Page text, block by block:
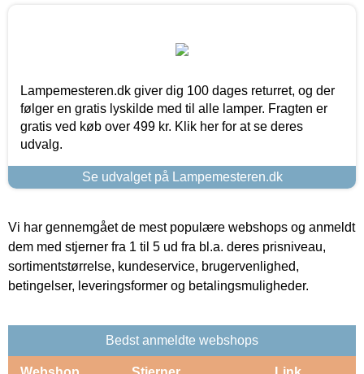
Lampemesteren.dk giver dig 100 dages returret, og der
følger en gratis lyskilde med til alle lamper. Fragten er
gratis ved køb over 499 kr. Klik her for at se deres
udvalg.
Se udvalget på Lampemesteren.dk
Vi har gennemgået de mest populære webshops og anmeldt
dem med stjerner fra 1 til 5 ud fra bl.a. deres prisniveau,
sortimentstørrelse, kundeservice, brugervenlighed,
betingelser, leveringsformer og betalingsmuligheder.
Bedst anmeldte webshops